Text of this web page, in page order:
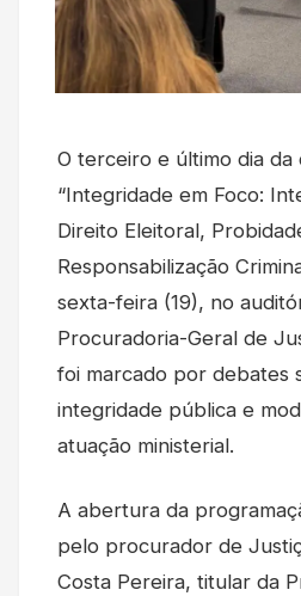
O terceiro e último dia da
“Integridade em Foco:
Direito Eleitoral,
Responsabilização
sexta-feira (19), no
Procuradoria-Geral de
foi marcado por debates
integridade pública e
atuação ministerial.
A abertura da
pelo procurador de
Costa Pereira, titular da